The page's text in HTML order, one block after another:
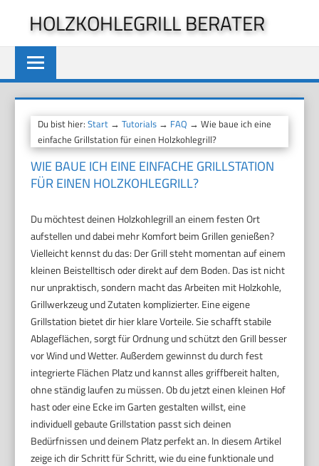
springen
HOLZKOHLEGRILL BERATER
Du bist hier:Start →Tutorials → FAQ → Wie baue ich eine
einfache Grillstation für einen Holzkohlegrill?
WIE BAUE ICH EINE EINFACHE GRILLSTATION
FÜR EINEN HOLZKOHLEGRILL?
Du möchtest deinen Holzkohlegrill an einem festen Ort
aufstellen und dabei mehr Komfort beim Grillen genießen?
Vielleicht kennst du das: Der Grill steht momentan auf einem
kleinen Beistelltisch oder direkt auf dem Boden. Das ist nicht
nur unpraktisch, sondern macht das Arbeiten mit Holzkohle,
Grillwerkzeug und Zutaten komplizierter. Eine eigene
Grillstation bietet dir hier klare Vorteile. Sie schafft stabile
Ablageflächen, sorgt für Ordnung und schützt den Grill besser
vor Wind und Wetter. Außerdem gewinnst du durch fest
integrierte Flächen Platz und kannst alles griffbereit halten,
ohne ständig laufen zu müssen. Ob du jetzt einen kleinen Hof
hast oder eine Ecke im Garten gestalten willst, eine
individuell gebaute Grillstation passt sich deinen
Bedürfnissen und deinem Platz perfekt an. In diesem Artikel
zeige ich dir Schritt für Schritt, wie du eine funktionale und